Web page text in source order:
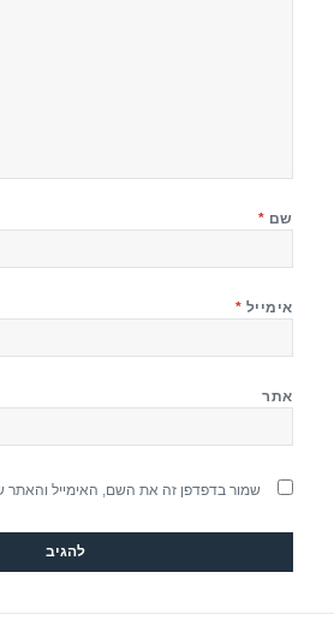
שם *
אימייל *
אתר
שמור בדפדפן זה את השם, האימייל והאתר